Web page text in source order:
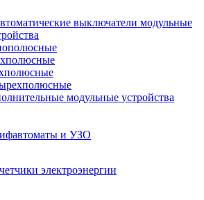
выключатели модульные
модульные устройства
и УЗО
электроэнергии